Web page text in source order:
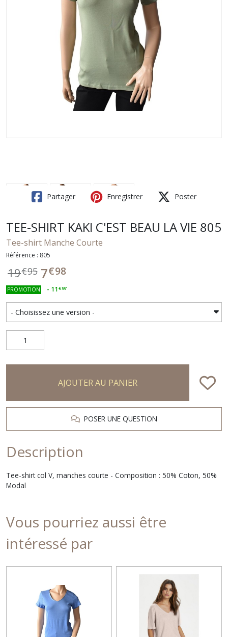
Partager Enregistrer Poster
TEE-SHIRT KAKI C'EST BEAU LA VIE 805
Tee-shirt Manche Courte
Référence : 805
19€95 7€98
PROMOTION - 11€97
AJOUTER AU PANIER
POSER UNE QUESTION
Description
Tee-shirt col V, manches courte - Composition : 50% Coton, 50%
Modal
Vous pourriez aussi être
intéressé par